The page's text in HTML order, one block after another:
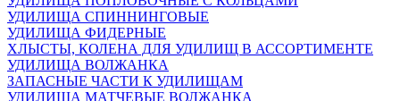
УДИЛИЩА СПИННИНГОВЫЕ
УДИЛИЩА ФИДЕРНЫЕ
ХЛЫСТЫ, КОЛЕНА ДЛЯ УДИЛИЩ В АССОРТИМЕНТЕ
УДИЛИЩА ВОЛЖАНКА
ЗАПАСНЫЕ ЧАСТИ К УДИЛИЩАМ
УДИЛИЩА МАТЧЕВЫЕ ВОЛЖАНКА